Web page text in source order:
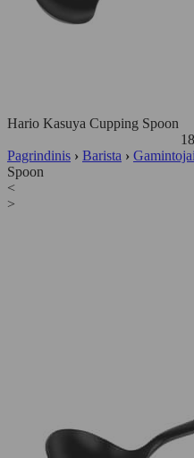
Hario Kasuya Cupping Spoon
Pagrindinis › Barista › Gamintojai
Spoon
<
>